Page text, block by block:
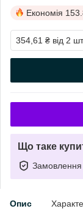
Економія
354,61 ₴ від 2
Що таке
Замовлення
Опис